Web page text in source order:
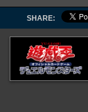
SHARE: